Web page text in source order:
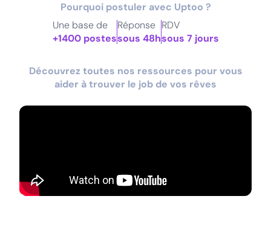
Pourquoi postuler avec Uptoo ?
Une base de
+1400 postes
Réponse
sous 48h
RDV
sous 7 jours
Découvrez toutes nos ressources pour vous
aider à trouver le job de vos rêves